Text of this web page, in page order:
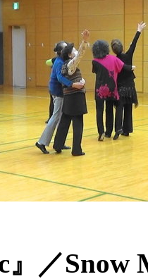
』／Snow